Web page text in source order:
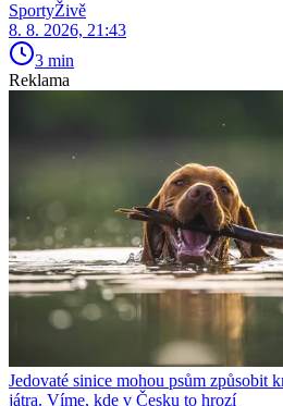
SportyŽivě
8. 8. 2026, 21:43
3 min
Reklama
Jedovaté sinice mohou psům způsobit
játra. Víme, kde v Česku to hrozí